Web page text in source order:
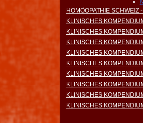
HOMÖOPATHIE SCHWEIZ
KLINISCHES
KLINISCHES
KLINISCHES
KLINISCHES
KLINISCHES
KLINISCHES
KLINISCHES
KLINISCHES
KLINISCHES